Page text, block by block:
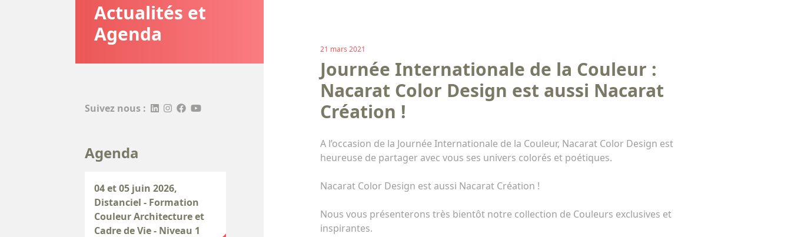
Actualités et
Agenda
Suivez nous :
Agenda
04 et 05 juin 2026,
Distanciel - Formation
Couleur Architecture et
Cadre de Vie - Niveau 1
21 mars 2021
Journée Internationale de la Couleur :
Nacarat Color Design est aussi Nacarat
Création !
A l’occasion de la Journée Internationale de la Couleur, Nacarat Color Design est
heureuse de partager avec vous ses univers colorés et poétiques.
Nacarat Color Design est aussi Nacarat Création !
Nous vous présenterons très bientôt notre collection de Couleurs exclusives et
inspirantes.